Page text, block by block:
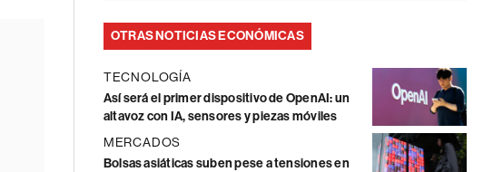
OTRAS NOTICIAS ECONÓMICAS
TECNOLOGÍA
Así será el primer dispositivo de OpenAI: un
altavoz con IA, sensores y piezas móviles
MERCADOS
Bolsas asiáticas suben pese a tensiones en